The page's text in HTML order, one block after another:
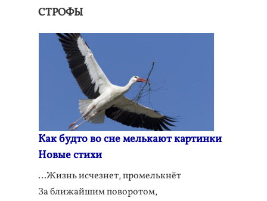
СТРОФЫ
Как будто во сне мелькают картинки
Новые стихи
…Жизнь исчезнет, промелькнёт
За ближайшим поворотом,